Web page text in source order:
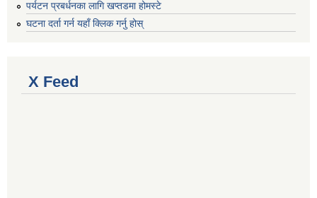
पर्यटन प्रबर्धनका लागि खप्तडमा होमस्टे
घटना दर्ता गर्न यहाँ क्लिक गर्नु होस्
X Feed